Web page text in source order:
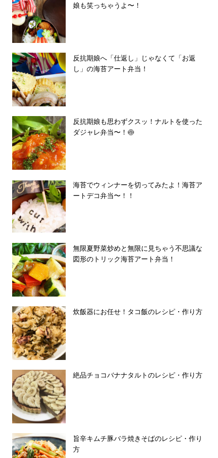
娘も笑っちゃうよ〜！
反抗期娘へ「仕返し」じゃなくて「お返
し」の海苔アート弁当！
反抗期娘も思わずクスッ！ナルトを使った
ダジャレ弁当〜！🍥
海苔でウィンナーを切ってみたよ！海苔ア
ートデコ弁当〜！！
無限夏野菜炒めと無限に見ちゃう不思議な
図形のトリック海苔アート弁当！
炊飯器にお任せ！タコ飯のレシピ・作り方
絶品チョコバナナタルトのレシピ・作り方
旨辛キムチ豚バラ焼きそばのレシピ・作り
方